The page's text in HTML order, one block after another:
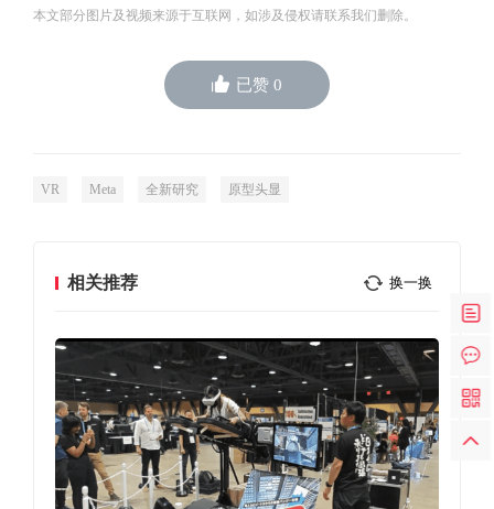
本文部分图片及视频来源于互联网，如涉及侵权请联系我们删除。
已赞 0
VR Meta 全新研究 原型头显
相关推荐 换一换